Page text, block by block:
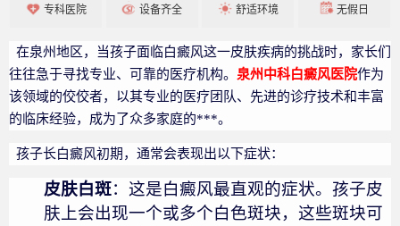
专科医院 设备齐全 舒适环境 无假日
在泉州地区，当孩子面临白癜风这一皮肤疾病的挑战时，家长们
往往急于寻找专业、可靠的医疗机构。 泉州中科白癜风医院作为
该领域的佼佼者，以其专业的医疗团队、先进的诊疗技术和丰富
的临床经验，成为了众多家庭的***。
孩子长白癜风初期，通常会表现出以下症状：
皮肤白斑：这是白癜风最直观的症状。孩子皮
肤上会出现一个或多个白色斑块，这些斑块可